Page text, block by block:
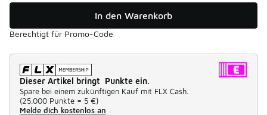
In den Warenkorb
Berechtigt für Promo-Code
Dieser Artikel bringt Punkte ein.
Spare bei einem zukünftigen Kauf mit FLX Cash.
(25.000 Punkte = 5 €)
Melde dich kostenlos an